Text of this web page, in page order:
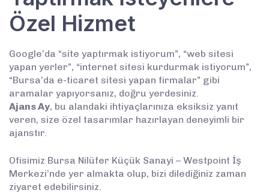
Özel Hizmet
Google’da “site yaptırmak istiyorum”, “web sitesi
yapan yerler”, “internet sitesi kurdurmak istiyorum”,
“Bursa’da e-ticaret sitesi yapan firmalar” gibi
aramalar yapıyorsanız, doğru yerdesiniz.
Ajans Ay, bu alandaki ihtiyaçlarınıza eksiksiz yanıt
veren, size özel tasarımlar hazırlayan deneyimli bir
ajanstır.
Ofisimiz Bursa Nilüfer Küçük Sanayi – Westpoint İş
Merkezi’nde yer almakta olup, bizi dilediğiniz zaman
ziyaret edebilirsiniz.